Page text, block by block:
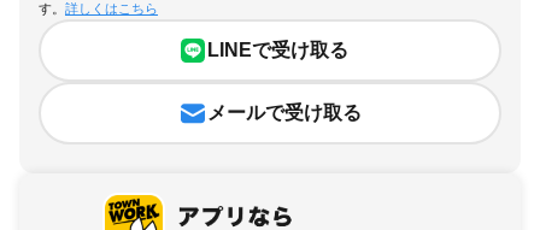
す。 詳しくはこちら
LINEで受け取る
メールで受け取る